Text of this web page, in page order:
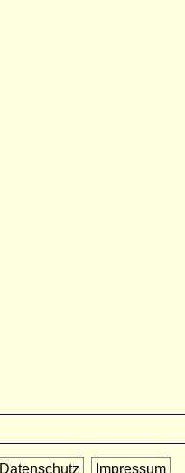
Datenschutz Impressum